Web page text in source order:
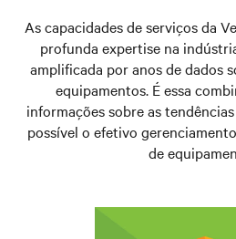
As capacidades de serviços da
profunda expertise na
amplificada por anos de dados
equipamentos. É essa
informações sobre as
possível o efetivo
de